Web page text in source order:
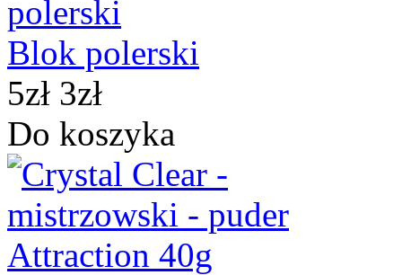
Blok polerski
5zł 3zł
Do koszyka